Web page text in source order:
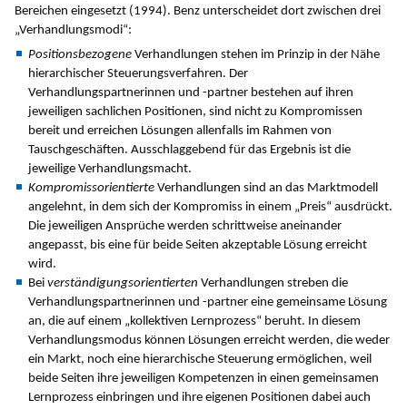
Bereichen eingesetzt (1994). Benz unterscheidet dort zwischen drei
„Verhandlungsmodi“:
Positionsbezogene Verhandlungen stehen im Prinzip in der Nähe
hierarchischer Steuerungsverfahren. Der
Verhandlungspartnerinnen und -partner bestehen auf ihren
jeweiligen sachlichen Positionen, sind nicht zu Kompromissen
bereit und erreichen Lösungen allenfalls im Rahmen von
Tauschgeschäften. Ausschlaggebend für das Ergebnis ist die
jeweilige Verhandlungsmacht.
Kompromissorientierte Verhandlungen sind an das Marktmodell
angelehnt, in dem sich der Kompromiss in einem „Preis“ ausdrückt.
Die jeweiligen Ansprüche werden schrittweise aneinander
angepasst, bis eine für beide Seiten akzeptable Lösung erreicht
wird.
Bei verständigungsorientierten Verhandlungen streben die
Verhandlungspartnerinnen und -partner eine gemeinsame Lösung
an, die auf einem „kollektiven Lernprozess“ beruht. In diesem
Verhandlungsmodus können Lösungen erreicht werden, die weder
ein Markt, noch eine hierarchische Steuerung ermöglichen, weil
beide Seiten ihre jeweiligen Kompetenzen in einen gemeinsamen
Lernprozess einbringen und ihre eigenen Positionen dabei auch